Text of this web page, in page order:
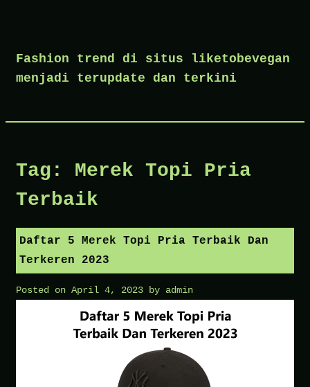
content
Fashion trend di situs liketobevegan
menjadi terupdate dan terkini
Tag: Merek Topi Pria
Terbaik
Daftar 5 Merek Topi Pria Terbaik Dan
Terkeren 2023
Posted on April 4, 2023 by admin